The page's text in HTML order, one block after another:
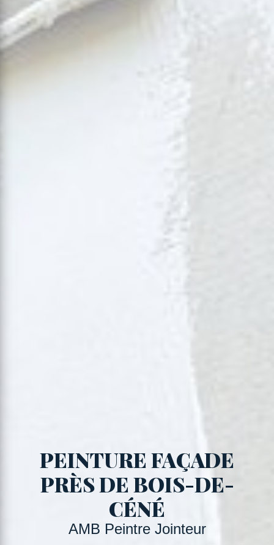
PEINTURE FAÇADE
PRÈS DE BOIS-DE-
CÉNÉ
AMB Peintre Jointeur